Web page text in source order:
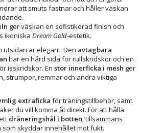
att smuts fastnar och håller väskan
ger väskan en sofistikerad finish och
ikoniska Dream Gold-estetik.
utsidan är elegant. Den avtagbara
har en hård sida för rullskridskor och en
isskridskor. En stor innerficka i mesh ger
strumpor, remmar och andra viktiga
extraficka för träningstillbehör, samt
du vill komma åt direkt. För att hålla
dräneringshål i botten , tillsammans
som skyddar innehållet mot fukt.